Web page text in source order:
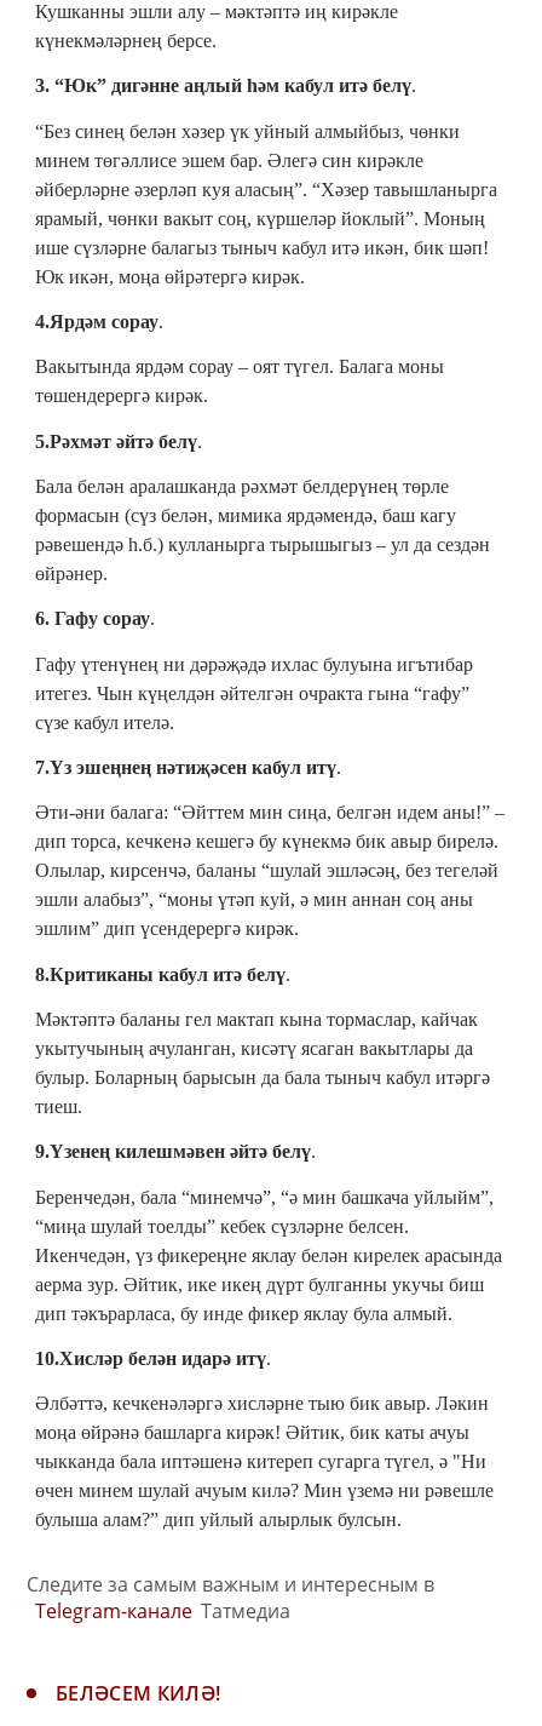
Кушканны эшли алу ‒ мәктәптә иң кирәкле
күнекмәләрнең берсе.
3. “Юк” дигәнне аңлый һәм кабул итә белү.
“Без синең белән хәзер үк уйный алмыйбыз, чөнки
минем төгәллисе эшем бар. Әлегә син кирәкле
әйберләрне әзерләп куя аласың”. “Хәзер тавышланырга
ярамый, чөнки вакыт соң, күршеләр йоклый”. Моның
ише сүзләрне балагыз тыныч кабул итә икән, бик шәп!
Юк икән, моңа өйрәтергә кирәк.
4.Ярдәм сорау.
Вакытында ярдәм сорау – оят түгел. Балага моны
төшендерергә кирәк.
5.Рәхмәт әйтә белү.
Бала белән аралашканда рәхмәт белдерүнең төрле
формасын (сүз белән, мимика ярдәмендә, баш кагу
рәвешендә һ.б.) кулланырга тырышыгыз – ул да сездән
өйрәнер.
6. Гафу сорау.
Гафу үтенүнең ни дәрәҗәдә ихлас булуына игътибар
итегез. Чын күңелдән әйтелгән очракта гына “гафу”
сүзе кабул ителә.
7.Үз эшеңнең нәтиҗәсен кабул итү.
Әти-әни балага: “Әйттем мин сиңа, белгән идем аны!” –
дип торса, кечкенә кешегә бу күнекмә бик авыр бирелә.
Олылар, кирсенчә, баланы “шулай эшләсәң, без тегеләй
эшли алабыз”, “моны үтәп куй, ә мин аннан соң аны
эшлим” дип үсендерергә кирәк.
8.Критиканы кабул итә белү.
Мәктәптә баланы гел мактап кына тормаслар, кайчак
укытучының ачуланган, кисәтү ясаган вакытлары да
булыр. Боларның барысын да бала тыныч кабул итәргә
тиеш.
9.Үзенең килешмәвен әйтә белү.
Беренчедән, бала “минемчә”, “ә мин башкача уйлыйм”,
“миңа шулай тоелды” кебек сүзләрне белсен.
Икенчедән, үз фикереңне яклау белән кирелек арасында
аерма зур. Әйтик, ике икең дүрт булганны укучы биш
дип тәкърарласа, бу инде фикер яклау була алмый.
10.Хисләр белән идарә итү.
Әлбәттә, кечкенәләргә хисләрне тыю бик авыр. Ләкин
моңа өйрәнә башларга кирәк! Әйтик, бик каты ачуы
чыкканда бала иптәшенә китереп сугарга түгел, ә "Ни
өчен минем шулай ачуым килә? Мин үземә ни рәвешле
булыша алам?” дип уйлый алырлык булсын.
Следите за самым важным и интересным в
Telegram-канале Татмедиа
БЕЛӘСЕМ КИЛӘ!